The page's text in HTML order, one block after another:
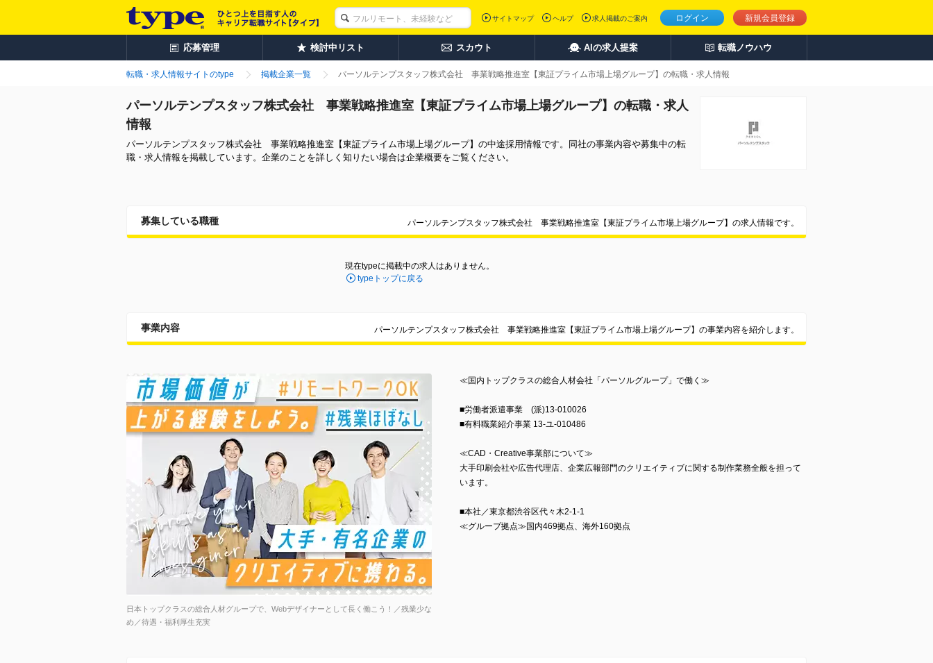
ログイン 新規会員登録
サイトマップ ヘルプ 求人掲載のご案内
応募管理 検討中リスト スカウト AIの求人提案 転職ノウハウ
転職・求人情報サイトのtype 掲載企業一覧 パーソルテンプスタッフ株式会社 事業戦略推進室【東証プライム市場上場グループ】の転職・求人情報
パーソルテンプスタッフ株式会社 事業戦略推進室【東証プライム市場上場グループ】の転職・求人
情報
パーソルテンプスタッフ株式会社 事業戦略推進室【東証プライム市場上場グループ】の中途採用情報です。同社の事業内容や募集中の転
職・求人情報を掲載しています。企業のことを詳しく知りたい場合は企業概要をご覧ください。
募集している職種 パーソルテンプスタッフ株式会社 事業戦略推進室【東証プライム市場上場グループ】の求人情報です。
現在typeに掲載中の求人はありません。
typeトップに戻る
事業内容 パーソルテンプスタッフ株式会社 事業戦略推進室【東証プライム市場上場グループ】の事業内容を紹介します。
日本トップクラスの総合人材グループで、Webデザイナーとして長く働こう！／残業少な
め／待遇・福利厚生充実
≪国内トップクラスの総合人材会社「パーソルグループ」で働く≫
■労働者派遣事業 (派)13-010026
■有料職業紹介事業 13-ユ-010486
≪CAD・Creative事業部について≫
大手印刷会社や広告代理店、企業広報部門のクリエイティブに関する制作業務全般を担って
います。
■本社／東京都渋谷区代々木2-1-1
≪グループ拠点≫国内469拠点、海外160拠点